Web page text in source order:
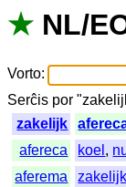
★ NL/
Vorto:
Serĉis por "
zakelijk
afereca
koel ,
aferema
zakelijk